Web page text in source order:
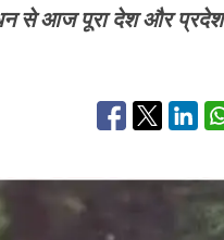
से आज पूरा देश और प्रदेश